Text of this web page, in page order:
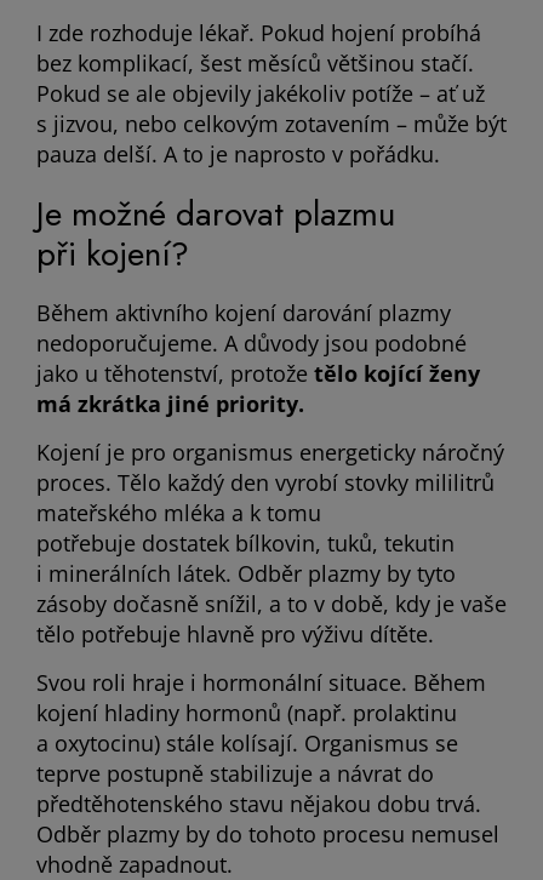
I zde rozhoduje lékař. Pokud hojení probíhá
bez komplikací, šest měsíců většinou stačí.
Pokud se ale objevily jakékoliv potíže – ať už
s jizvou, nebo celkovým zotavením – může být
pauza delší. A to je naprosto v pořádku.
Je možné darovat plazmu
při kojení?
Během aktivního kojení darování plazmy
nedoporučujeme. A důvody jsou podobné
jako u těhotenství, protože tělo kojící ženy
má zkrátka jiné priority.
Kojení je pro organismus energeticky náročný
proces. Tělo každý den vyrobí stovky mililitrů
mateřského mléka a k tomu
potřebuje dostatek bílkovin, tuků, tekutin
i minerálních látek. Odběr plazmy by tyto
zásoby dočasně snížil, a to v době, kdy je vaše
tělo potřebuje hlavně pro výživu dítěte.
Svou roli hraje i hormonální situace. Během
kojení hladiny hormonů (např. prolaktinu
a oxytocinu) stále kolísají. Organismus se
teprve postupně stabilizuje a návrat do
předtěhotenského stavu nějakou dobu trvá.
Odběr plazmy by do tohoto procesu nemusel
vhodně zapadnout.